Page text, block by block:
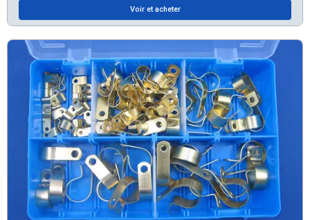
Voir et acheter